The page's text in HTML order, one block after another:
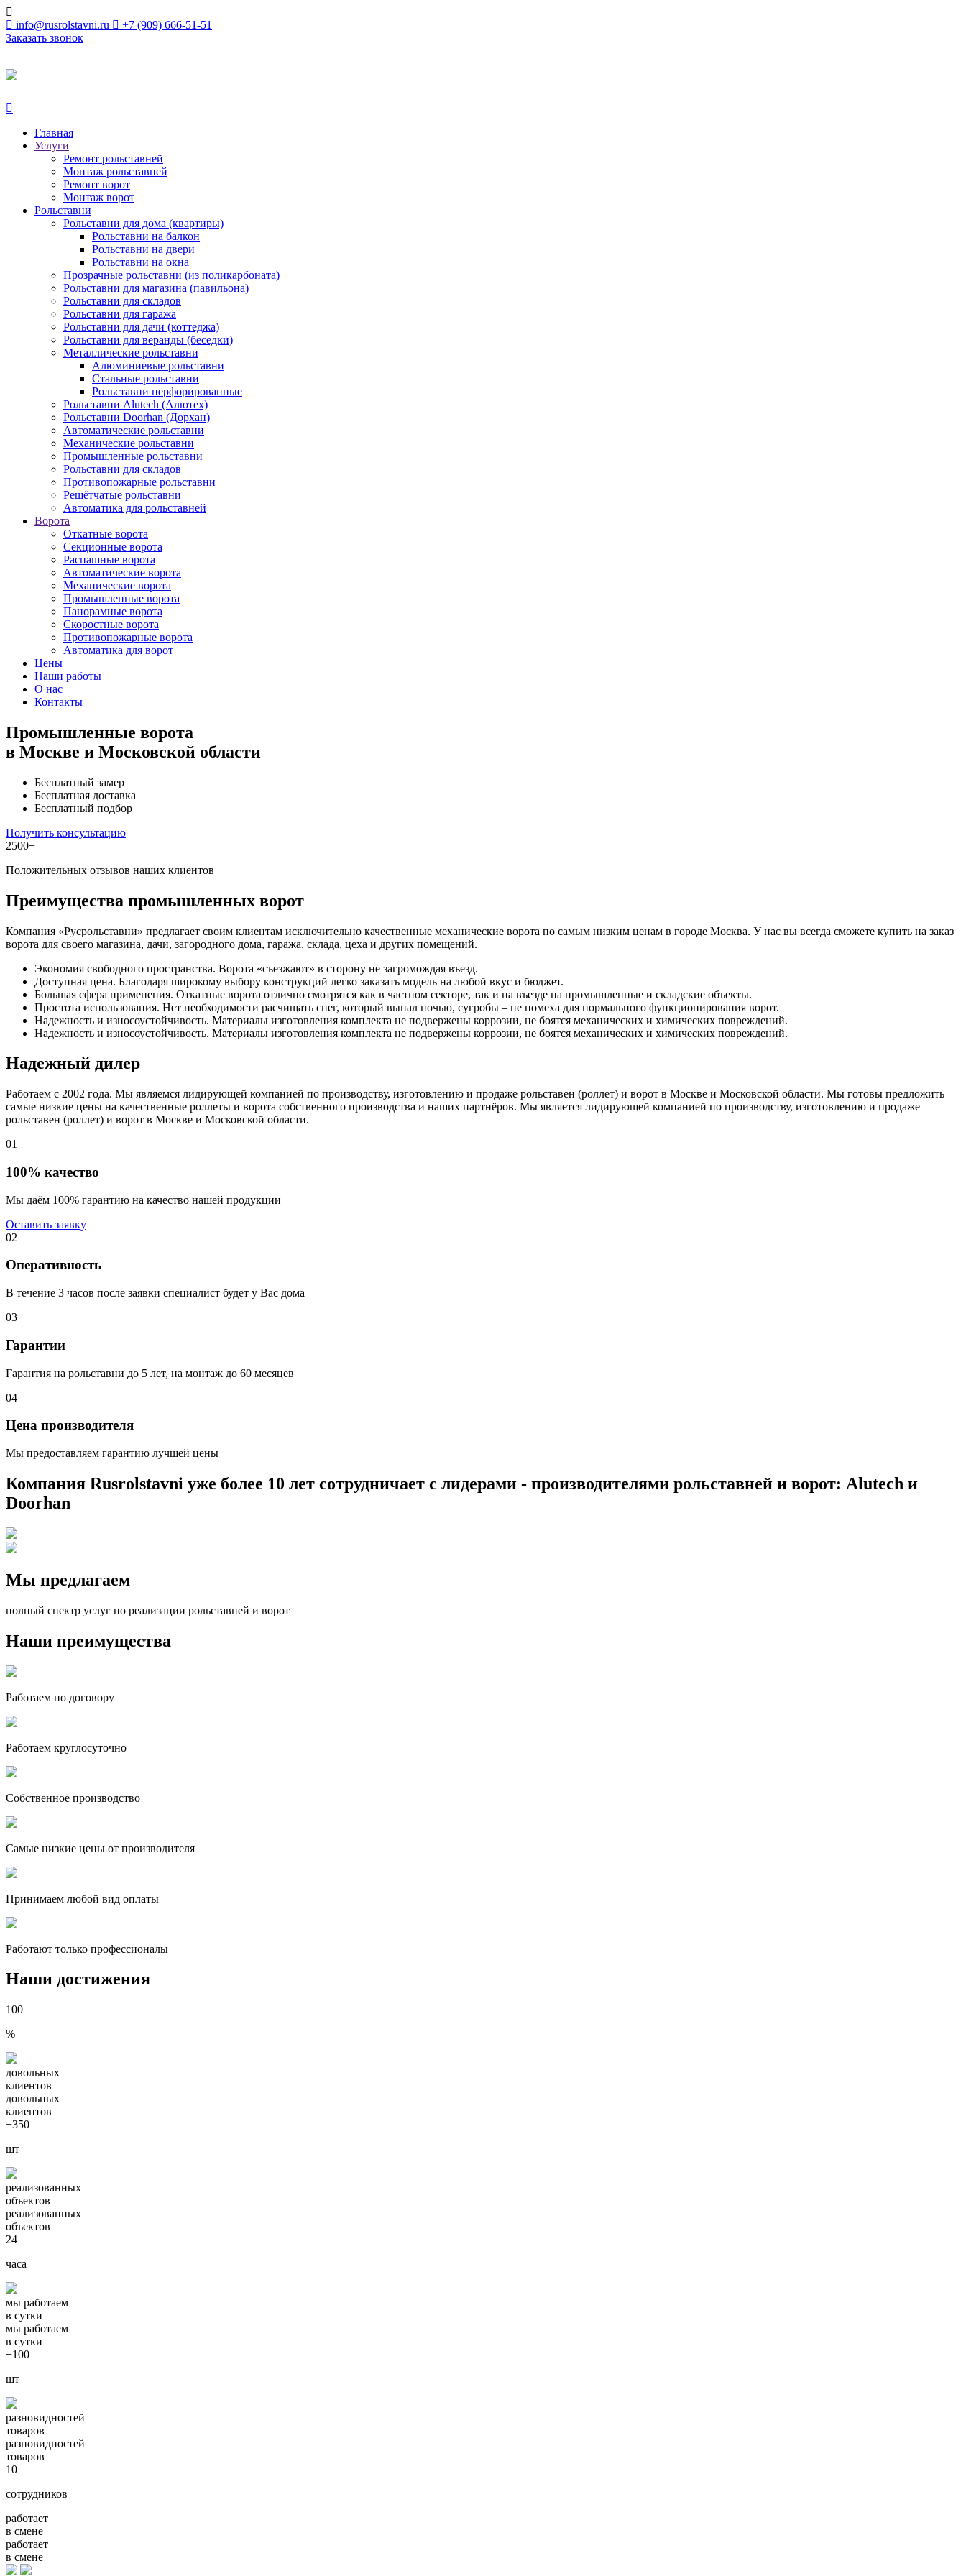
info@rusrolstavni.ru
+7 (909) 666-51-51
Заказать звонок
Главная
Услуги
Ремонт рольставней
Монтаж рольставней
Ремонт ворот
Монтаж ворот
Рольставни
Рольcтавни для дома (квартиры)
Рольставни на балкон
Рольставни на двери
Рольставни на окна
Прозрачные рольставни (из поликарбоната)
Рольставни для магазина (павильона)
Рольставни для складов
Рольставни для гаража
Рольставни для дачи (коттеджа)
Рольставни для веранды (беседки)
Металлические рольставни
Алюминиевые рольставни
Стальные рольставни
Рольставни перфорированные
Рольставни Alutech (Алютех)
Рольставни Doorhan (Дорхан)
Автоматические рольставни
Механические рольставни
Промышленные рольставни
Рольставни для складов
Противопожарные рольставни
Решётчатые рольставни
Автоматика для рольставней
Ворота
Откатные ворота
Секционные ворота
Распашные ворота
Автоматические ворота
Механические ворота
Промышленные ворота
Панорамные ворота
Скоростные ворота
Противопожарные ворота
Автоматика для ворот
Цены
Наши работы
О нас
Контакты
Промышленные ворота
в Москве и Московской области
Бесплатный замер
Бесплатная доставка
Бесплатный подбор
Получить консультацию
2500+
Положительных отзывов наших клиентов
Преимущества промышленных ворот
Компания «Русрольставни» предлагает своим клиентам исключительно качественные механические ворота по самым низким ценам в городе Москва. У нас вы всегда сможете купить на заказ
ворота для своего магазина, дачи, загородного дома, гаража, склада, цеха и других помещений.
Экономия свободного пространства. Ворота «съезжают» в сторону не загромождая въезд.
Доступная цена. Благодаря широкому выбору конструкций легко заказать модель на любой вкус и бюджет.
Большая сфера применения. Откатные ворота отлично смотрятся как в частном секторе, так и на въезде на промышленные и складские объекты.
Простота использования. Нет необходимости расчищать снег, который выпал ночью, сугробы – не помеха для нормального функционирования ворот.
Надежность и износоустойчивость. Материалы изготовления комплекта не подвержены коррозии, не боятся механических и химических повреждений.
Надежность и износоустойчивость. Материалы изготовления комплекта не подвержены коррозии, не боятся механических и химических повреждений.
Надежный дилер
Работаем с 2002 года. Мы являемся лидирующей компанией по производству, изготовлению и продаже рольставен (роллет) и ворот в Москве и Московской области. Мы готовы предложить
самые низкие цены на качественные роллеты и ворота собственного производства и наших партнёров. Мы является лидирующей компанией по производству, изготовлению и продаже
рольставен (роллет) и ворот в Москве и Московской области.
01
100% качество
Мы даём 100% гарантию на качество нашей продукции
Оставить заявку
02
Оперативность
В течение 3 часов после заявки специалист будет у Вас дома
03
Гарантии
Гарантия на рольставни до 5 лет, на монтаж до 60 месяцев
04
Цена производителя
Мы предоставляем гарантию лучшей цены
Компания Rusrolstavni уже более 10 лет сотрудничает с лидерами - производителями рольставней и ворот: Alutech и
Doorhan
Мы предлагаем
полный спектр услуг по реализации рольставней и ворот
Наши преимущества
Работаем по договору
Работаем круглосуточно
Собственное производство
Самые низкие цены от производителя
Принимаем любой вид оплаты
Работают только профессионалы
Наши достижения
100
%
довольных
клиентов
довольных
клиентов
+350
шт
реализованных
объектов
реализованных
объектов
24
часа
мы работаем
в сутки
мы работаем
в сутки
+100
шт
разновидностей
товаров
разновидностей
товаров
10
сотрудников
работает
в смене
работает
в смене